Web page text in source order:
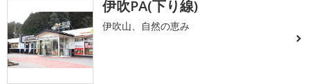
伊吹PA(下り線)
伊吹山、自然の恵み